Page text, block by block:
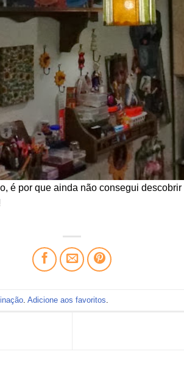
é por que ainda não consegui
Adicione aos favoritos